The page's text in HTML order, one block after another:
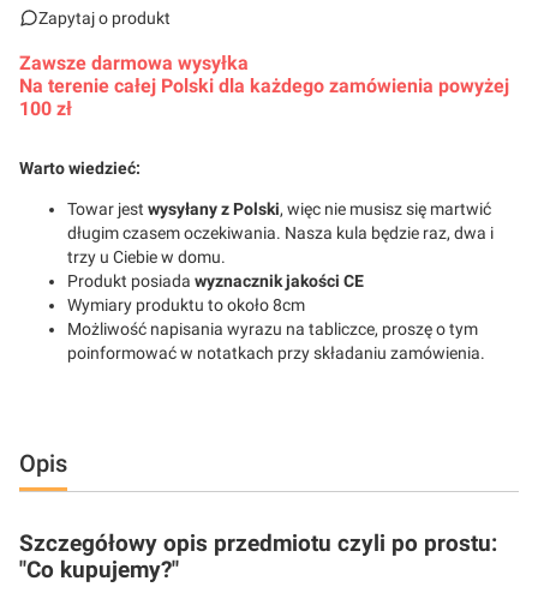
Zapytaj o produkt
Zawsze darmowa wysyłka
Na terenie całej Polski dla każdego zamówienia powyżej
100 zł
Warto wiedzieć:
Towar jest wysyłany z Polski, więc nie musisz się martwić
długim czasem oczekiwania. Nasza kula będzie raz, dwa i
trzy u Ciebie w domu.
Produkt posiada wyznacznik jakości CE
Wymiary produktu to około 8cm
Możliwość napisania wyrazu na tabliczce, proszę o tym
poinformować w notatkach przy składaniu zamówienia.
Opis
Szczegółowy opis przedmiotu czyli po prostu:
"Co kupujemy?"